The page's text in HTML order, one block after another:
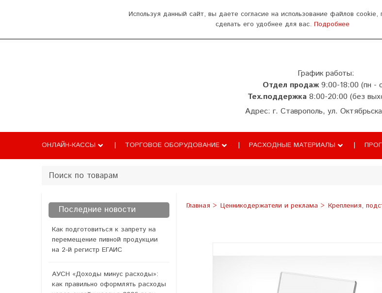
Оплата и доставка Как добраться
График работы:
Отдел продаж9:00-18:00 (пн -
Тех.поддержка 8:00-20:00 (без
Адрес: г. Ставрополь, ул.
ОНЛАЙН-КАССЫ ТОРГОВОЕ ОБОРУДОВАНИЕ РАСХОДНЫЕ МАТЕРИАЛЫ
Последние новости
Как подготовиться к запрету на
перемещение пивной продукции
на 2-й регистр ЕГАИС
АУСН «Доходы минус расходы»:
как правильно оформлять расходы
Главная Ценникодержатели и реклама Крепления,
Используя данный сайт, вы даете согласие на использование файлов
сделать его удобнее для вас. Подробнее